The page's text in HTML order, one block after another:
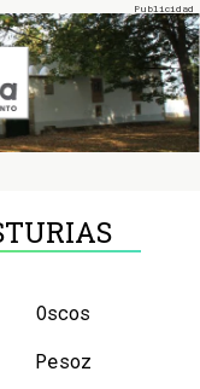
Oscos
Pesoz